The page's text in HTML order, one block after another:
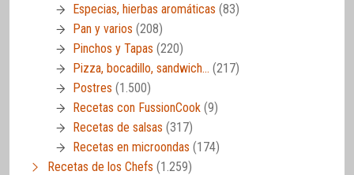
Especias, hierbas aromáticas (83)
Pan y varios (208)
Pinchos y Tapas (220)
Pizza, bocadillo, sandwich… (217)
Postres (1.500)
Recetas con FussionCook (9)
Recetas de salsas (317)
Recetas en microondas (174)
Recetas de los Chefs (1.259)